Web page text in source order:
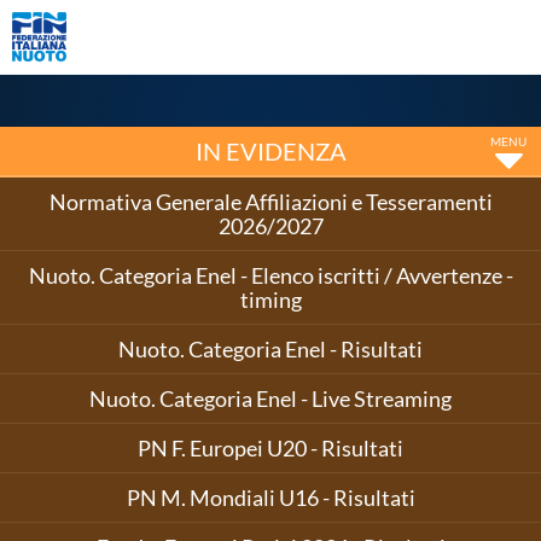
Federazione
Parigi 2026
La Federazione
Sport e Salute:
Sport e Salute:
Convenzioni per
Antidoping
Giustizia
Settore Impianti
Assicurazione
Società Sportive
Sostenibilità
IN EVIDENZA
Normativa Generale Affiliazioni e Tesseramenti
2026/2027
Nuoto. Categoria Enel - Elenco iscritti / Avvertenze -
timing
Nuoto. Categoria Enel - Risultati
Nuoto. Categoria Enel - Live Streaming
PN F. Europei U20 - Risultati
PN M. Mondiali U16 - Risultati